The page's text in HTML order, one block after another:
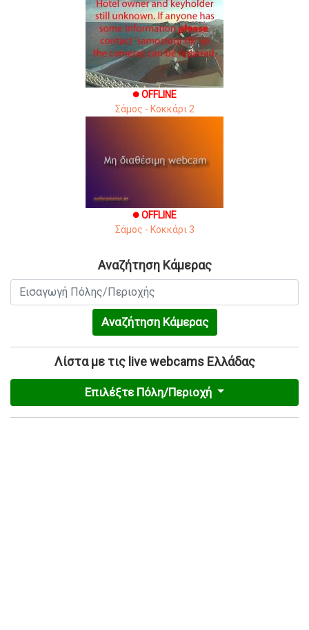
brightness_1 OFFLINE
Σάμος - Κοκκάρι 2
brightness_1 OFFLINE
Σάμος - Κοκκάρι 3
Αναζήτηση Κάμερας
Αναζήτηση Κάμερας
Λίστα με τις live webcams Ελλάδας
Επιλέξτε Πόλη/Περιοχή